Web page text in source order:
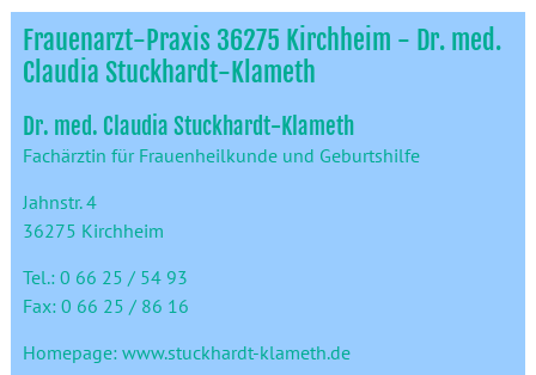
Frauenarzt-Praxis 36275 Kirchheim - Dr. med.
Claudia Stuckhardt-Klameth
Dr. med. Claudia Stuckhardt-Klameth
Fachärztin für Frauenheilkunde und Geburtshilfe
Jahnstr. 4
36275 Kirchheim
Tel.: 0 66 25 / 54 93
Fax: 0 66 25 / 86 16
Homepage: www.stuckhardt-klameth.de